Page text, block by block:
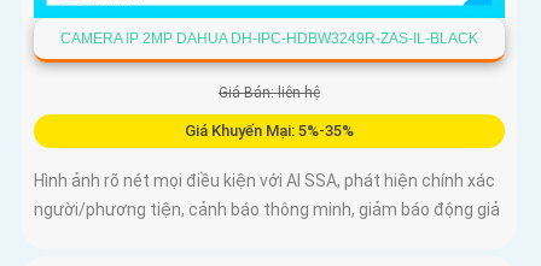
CAMERA IP 2MP DAHUA DH-IPC-HDBW3249R-ZAS-IL-BLACK
Giá Bán: liên hệ
Giá Khuyến Mại: 5%-35%
Hình ảnh rõ nét mọi điều kiện với AI SSA, phát hiện chính xác
người/phương tiện, cảnh báo thông minh, giảm báo động giả